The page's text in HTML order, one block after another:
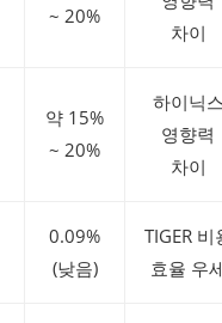
~ 20%
차이
약 15%
~ 20%
하이닉
영향력
차이
0.09%
(낮음)
TIGER 비
효율 우